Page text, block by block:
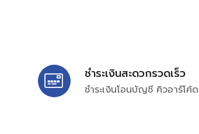
ชำระเงินสะดวกรวดเร็ว
ชำระเงินโอนบัญชี คิวอาร์โค้ด